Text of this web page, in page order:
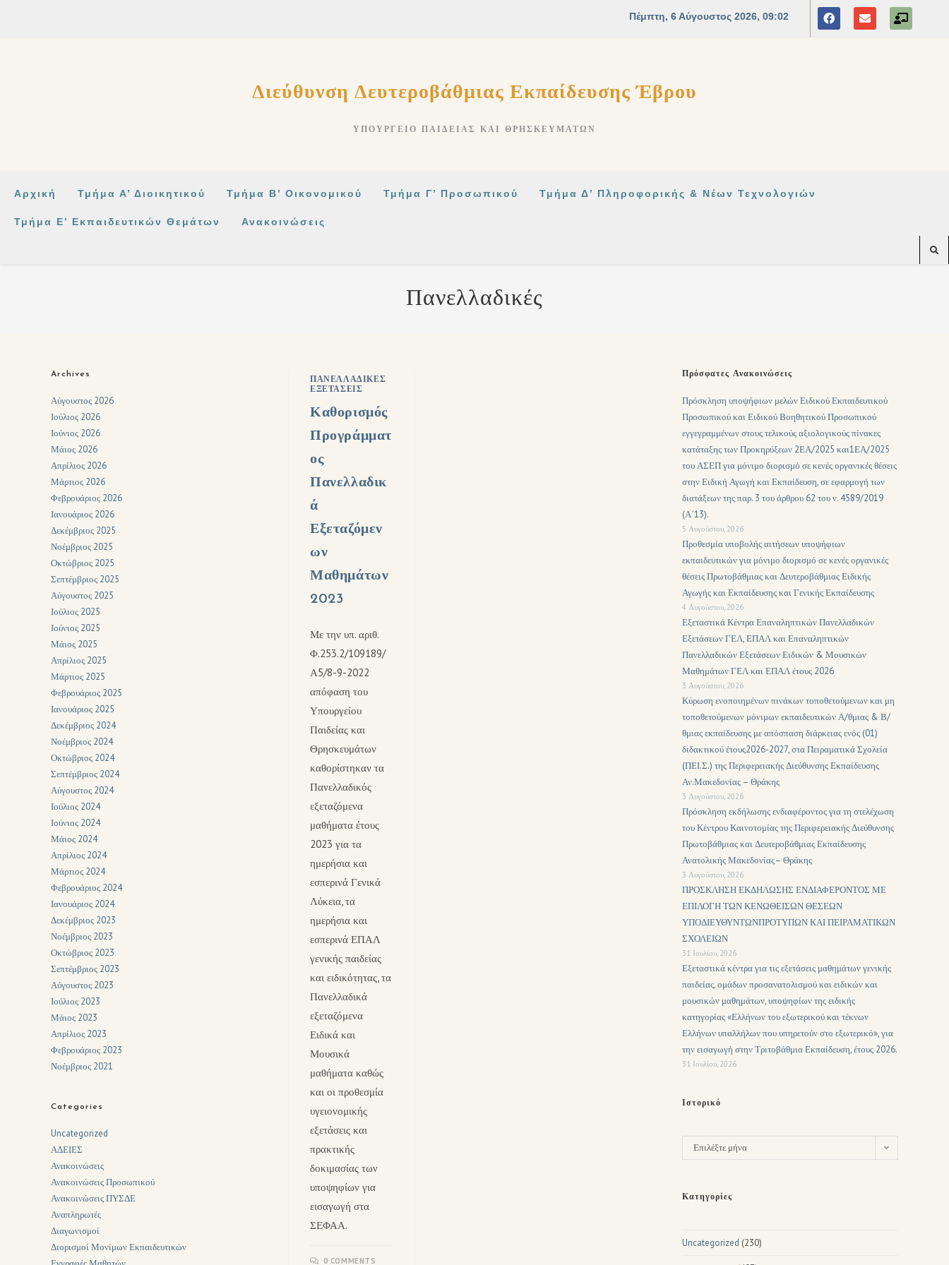
Διεύθυνση Δευτεροβάθμιας Εκπαίδευσης Έβρου
ΥΠΟΥΡΓΕΊΟ ΠΑΙΔΕΊΑΣ ΚΑΙ ΘΡΗΣΚΕΥΜΆΤΩΝ
Αρχική Τμήμα Α’ Διοικητικού Τμήμα Β’ Οικονομικού Τμήμα Γ’ Προσωπικού Τμήμα Δ’ Πληροφορικής & Νέων Τεχνολογιών
Τμήμα Ε’ Εκπαιδευτικών Θεμάτων Ανακοινώσεις
Πανελλαδικές
ΠΑΝΕΛΛΑΔΙΚΈΣ
ΕΞΕΤΆΣΕΙΣ
Καθορισμός
Προγράμματ
ος
Πανελλαδικ
ά
Εξεταζόμεν
ων
Μαθημάτων
2023
Με την υπ. αριθ.
Φ.253.2/109189/
Α5/8-9-2022
απόφαση του
Υπουργείου
Παιδείας και
Θρησκευμάτων
καθορίστηκαν τα
Πανελλαδικός
εξεταζόμενα
μαθήματα έτους
2023 για τα
ημερήσια και
εσπερινά Γενικά
Λύκεια, τα
ημερήσια και
εσπερινά ΕΠΑΛ
γενικής παιδείας
και ειδικότητας, τα
Πανελλαδικά
εξεταζόμενα
Ειδικά και
Μουσικά
μαθήματα καθώς
και οι προθεσμία
υγειονομικής
εξετάσεις και
πρακτικής
δοκιμασίας των
υποψηφίων για
εισαγωγή στα
ΣΕΦΑΑ.
0 COMMENTS
Archives
Αύγουστος 2026
Ιούλιος 2026
Ιούνιος 2026
Μάιος 2026
Απρίλιος 2026
Μάρτιος 2026
Φεβρουάριος 2026
Ιανουάριος 2026
Δεκέμβριος 2025
Νοέμβριος 2025
Οκτώβριος 2025
Σεπτέμβριος 2025
Αύγουστος 2025
Ιούλιος 2025
Ιούνιος 2025
Μάιος 2025
Απρίλιος 2025
Μάρτιος 2025
Φεβρουάριος 2025
Ιανουάριος 2025
Δεκέμβριος 2024
Νοέμβριος 2024
Οκτώβριος 2024
Σεπτέμβριος 2024
Αύγουστος 2024
Ιούλιος 2024
Ιούνιος 2024
Μάιος 2024
Απρίλιος 2024
Μάρτιος 2024
Φεβρουάριος 2024
Ιανουάριος 2024
Δεκέμβριος 2023
Νοέμβριος 2023
Οκτώβριος 2023
Σεπτέμβριος 2023
Αύγουστος 2023
Ιούλιος 2023
Μάιος 2023
Απρίλιος 2023
Φεβρουάριος 2023
Νοέμβριος 2021
Categories
Uncategorized
ΑΔΕΙΕΣ
Ανακοινώσεις
Ανακοινώσεις Προσωπικού
Ανακοινώσεις ΠΥΣΔΕ
Αναπληρωτές
Διαγωνισμοί
Διορισμοί Μονίμων Εκπαιδευτικών
Πρόσφατες Ανακοινώσεις
Πρόσκληση υποψήφιων μελών Ειδικού Εκπαιδευτικού
Προσωπικού και Ειδικού Βοηθητικού Προσωπικού
εγγεγραμμένων στους τελικούς αξιολογικούς πίνακες
κατάταξης των Προκηρύξεων 2ΕΑ/2025 και1ΕΑ/2025
του ΑΣΕΠ για μόνιμο διορισμό σε κενές οργανικές θέσεις
στην Ειδική Αγωγή και Εκπαίδευση, σε εφαρμογή των
διατάξεων της παρ. 3 του άρθρου 62 του ν. 4589/2019
(Α΄13).
5 Αυγούστου, 2026
Προθεσμία υποβολής αιτήσεων υποψήφιων
εκπαιδευτικών για μόνιμο διορισμό σε κενές οργανικές
θέσεις Πρωτοβάθμιας και Δευτεροβάθμιας Ειδικής
Αγωγής και Εκπαίδευσης και Γενικής Εκπαίδευσης
4 Αυγούστου, 2026
Εξεταστικά Κέντρα Επαναληπτικών Πανελλαδικών
Εξετάσεων ΓΕΛ, ΕΠΑΛ και Επαναληπτικών
Πανελλαδικών Εξετάσεων Ειδικών & Μουσικών
Μαθημάτων ΓΕΛ και ΕΠΑΛ έτους 2026
3 Αυγούστου, 2026
Κύρωση ενοποιημένων πινάκων τοποθετούμενων και μη
τοποθετούμενων μόνιμων εκπαιδευτικών Α/θμιας & Β/
θμιας εκπαίδευσης με απόσπαση διάρκειας ενός (01)
διδακτικού έτους2026-2027, στα Πειραματικά Σχολεία
(ΠΕΙ.Σ.) της Περιφερειακής Διεύθυνσης Εκπαίδευσης
Αν.Μακεδονίας – Θράκης
3 Αυγούστου, 2026
Πρόσκληση εκδήλωσης ενδιαφέροντος για τη στελέχωση
του Κέντρου Καινοτομίας της Περιφερειακής Διεύθυνσης
Πρωτοβάθμιας και Δευτεροβάθμιας Εκπαίδευσης
Ανατολικής Μακεδονίας– Θράκης
3 Αυγούστου, 2026
ΠΡΟΣΚΛΗΣΗ ΕΚΔΗΛΩΣΗΣ ΕΝΔΙΑΦΕΡΟΝΤΟΣ ΜΕ
ΕΠΙΛΟΓΗ ΤΩΝ ΚΕΝΩΘΕΙΣΩΝ ΘΕΣΕΩΝ
ΥΠΟΔΙΕΥΘΥΝΤΩΝΠΡΟΤΥΠΩΝ ΚΑΙ ΠΕΙΡΑΜΑΤΙΚΩΝ
ΣΧΟΛΕΙΩΝ
31 Ιουλίου, 2026
Εξεταστικά κέντρα για τις εξετάσεις μαθημάτων γενικής
παιδείας, ομάδων προσανατολισμού και ειδικών και
μουσικών μαθημάτων, υποψηφίων της ειδικής
κατηγορίας «Ελλήνων του εξωτερικού και τέκνων
Ελλήνων υπαλλήλων που υπηρετούν στο εξωτερικό», για
την εισαγωγή στην Τριτοβάθμια Εκπαίδευση, έτους 2026.
31 Ιουλίου, 2026
Ιστορικό
Επιλέξτε μήνα
Κατηγορίες
Uncategorized (230)